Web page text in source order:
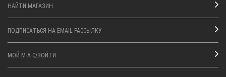
НАЙТИ МАГАЗИН
ПОДПИСАТЬСЯ НА EMAIL РАССЫЛКУ
МОЙ M·A·C/ВОЙТИ